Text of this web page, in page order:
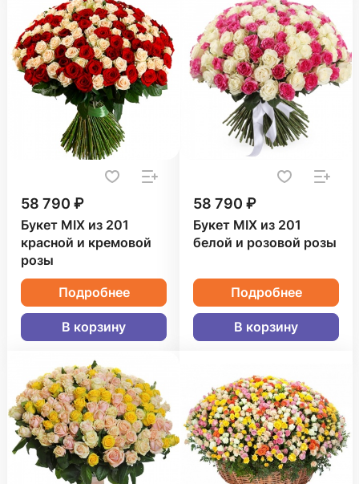
58 790 ₽
Букет MIX из 201
красной и кремовой
розы
Подробнее
В корзину
58 790 ₽
Букет MIX из 201
белой и розовой розы
Подробнее
В корзину